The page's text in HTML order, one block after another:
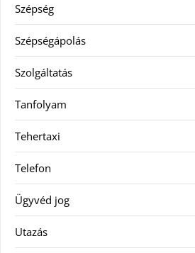
Szépség
Szépségápolás
Szolgáltatás
Tanfolyam
Tehertaxi
Telefon
Ügyvéd jog
Utazás